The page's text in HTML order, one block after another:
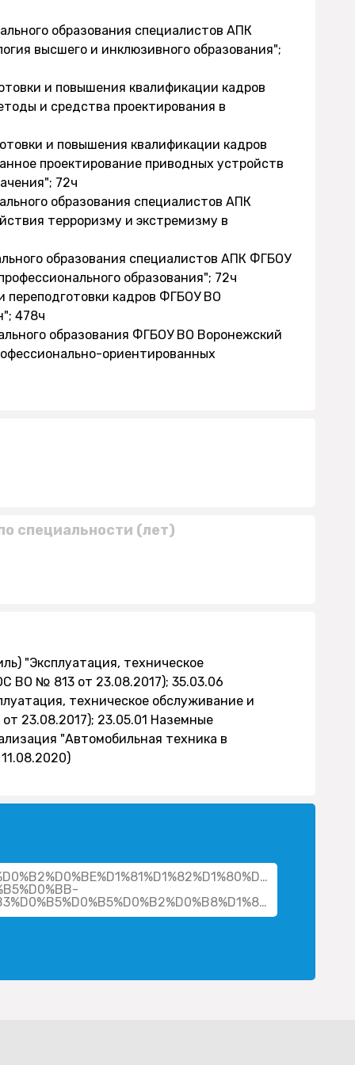
образования специалистов АПК
высшего и инклюзивного образования";
и повышения квалификации кадров
и средства проектирования в
и повышения квалификации кадров
проектирование приводных устройств
72ч
образования специалистов АПК
терроризму и экстремизму в
образования специалистов АПК ФГБОУ
образования"; 72ч
переподготовки кадров ФГБОУ ВО
478ч
образования ФГБОУ ВО Воронежский
ориентированных
специальности (лет)
"Эксплуатация, техническое
ВО № 813 от 23.08.2017); 35.03.06
техническое обслуживание и
23.08.2017); 23.05.01 Наземные
"Автомобильная техника в
%D1%81%D0%B5%D1%80%D0%B3%D0%B5%D0%B5%D0%B2%D0%B8%D1%87/